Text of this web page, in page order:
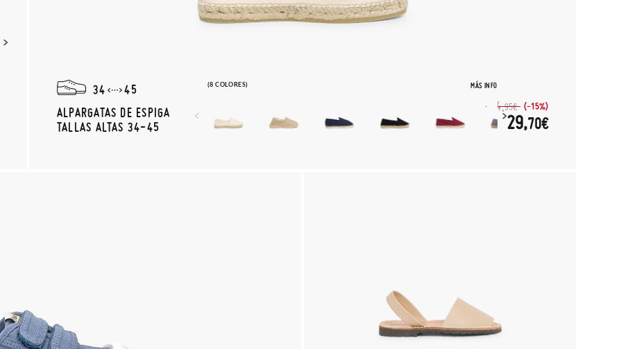
(8 COLORES) MÁS INFO
34
45
ALPARGATAS DE ESPIGA
TALLAS ALTAS 34-45
34,95€ (-15%)
29,70€